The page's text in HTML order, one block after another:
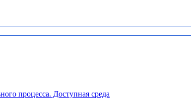
процесса. Доступная среда